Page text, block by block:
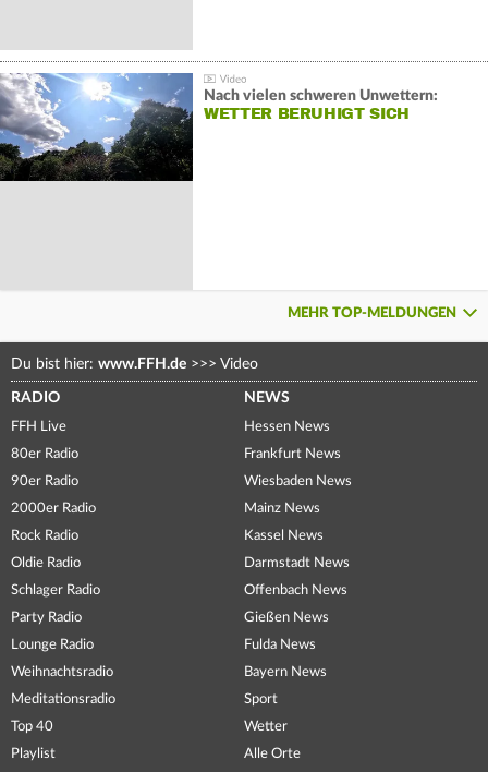
Nach vielen schweren Unwettern:
WETTER BERUHIGT SICH
MEHR TOP-MELDUNGEN
Du bist hier: www.FFH.de >>> Video
RADIO
FFH Live
80er Radio
90er Radio
2000er Radio
Rock Radio
Oldie Radio
Schlager Radio
Party Radio
Lounge Radio
Weihnachtsradio
Meditationsradio
Top 40
Playlist
NEWS
Hessen News
Frankfurt News
Wiesbaden News
Mainz News
Kassel News
Darmstadt News
Offenbach News
Gießen News
Fulda News
Bayern News
Sport
Wetter
Alle Orte